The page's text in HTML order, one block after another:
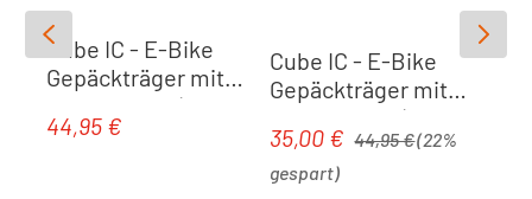
Cube IC - E-Bike
Gepäckträger mit
Federklappe | grey
Regulärer Preis:
44,95 €
Cube IC - E-Bike
Gepäckträger mit
Federklappe |
schwarz
Verkaufspreis:
35,00 € Regulärer Preis:
44,95 €(22%
gespart)